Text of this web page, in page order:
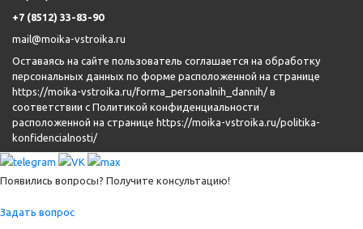
+7 (8512) 33-83-90
mail@moika-vstroika.ru
Оставаясь на сайте пользователь соглашается на обработку
персональных данных по форме расположенной на странице
https://moika-vstroika.ru/forma_personalnih_dannih/ в
соответствии с Политикой конфиденциальности
расположенной на странице https://moika-vstroika.ru/politika-
konfidencialnosti/
Появились вопросы? Получите консультацию!
Задать вопрос